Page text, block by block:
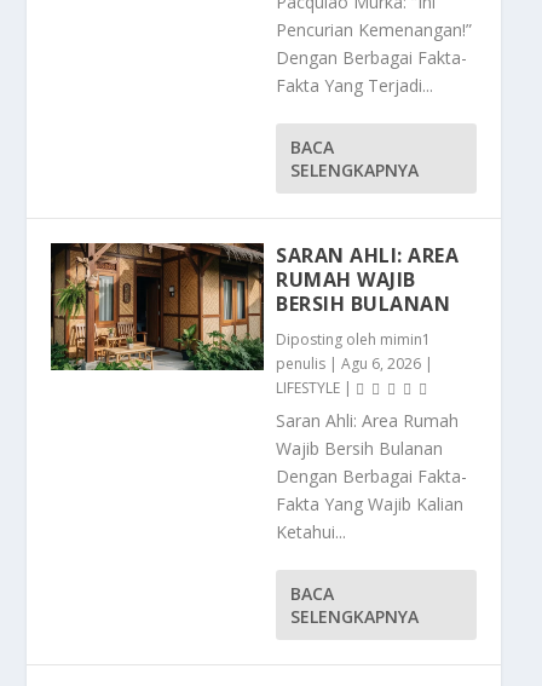
Pencurian Kemenangan!”
Dengan Berbagai Fakta-
Fakta Yang Terjadi...
BACA
SELENGKAPNYA
SARAN AHLI: AREA
RUMAH WAJIB
BERSIH BULANAN
Diposting oleh mimin1
penulis | Agu 6, 2026 |
LIFESTYLE |
Saran Ahli: Area Rumah
Wajib Bersih Bulanan
Dengan Berbagai Fakta-
Fakta Yang Wajib Kalian
Ketahui...
BACA
SELENGKAPNYA